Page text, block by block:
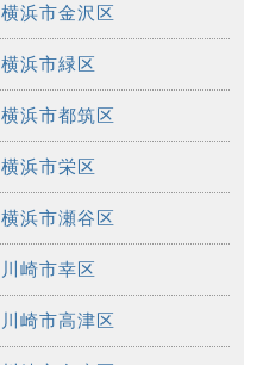
横浜市金沢区
横浜市緑区
横浜市都筑区
横浜市栄区
横浜市瀬谷区
川崎市幸区
川崎市高津区